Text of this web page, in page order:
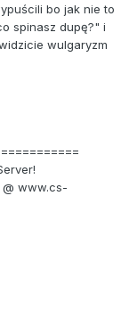
bo jak nie to
spinasz dupę?" i
wulgaryzm
www.cs-